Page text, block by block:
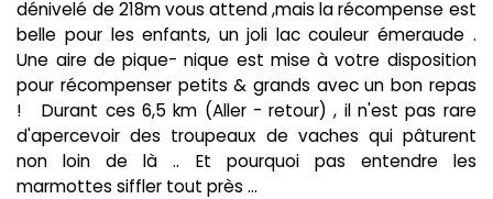
dénivelé de 218m vous attend ,mais la récompense est
belle pour les enfants, un joli lac couleur émeraude .
Une aire de pique- nique est mise à votre disposition
pour récompenser petits & grands avec un bon repas
! Durant ces 6,5 km (Aller - retour) , il n'est pas rare
d'apercevoir des troupeaux de vaches qui pâturent
non loin de là .. Et pourquoi pas entendre les
marmottes siffler tout près ...